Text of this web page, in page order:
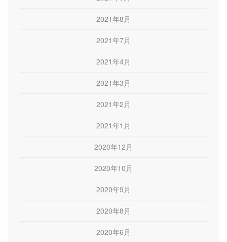
2021年8月
2021年7月
2021年4月
2021年3月
2021年2月
2021年1月
2020年12月
2020年10月
2020年9月
2020年8月
2020年6月